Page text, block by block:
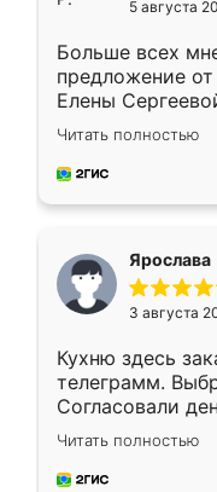
5 августа
Больше всех
предложение
Елены
короткие сроки
для замера
предложил по
Читать полностью
Ярослава
3 августа
Кухню здесь
телеграмм.
Согласовали
недели кухня
довольны
мебель за
Читать полностью